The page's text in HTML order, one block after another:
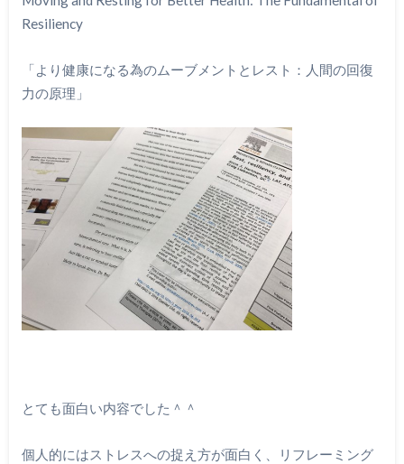
Resiliency
「より健康になる為のムーブメントとレスト：人間の回復
力の原理」
とても面白い内容でした＾＾
個人的にはストレスへの捉え方が面白く、リフレーミング